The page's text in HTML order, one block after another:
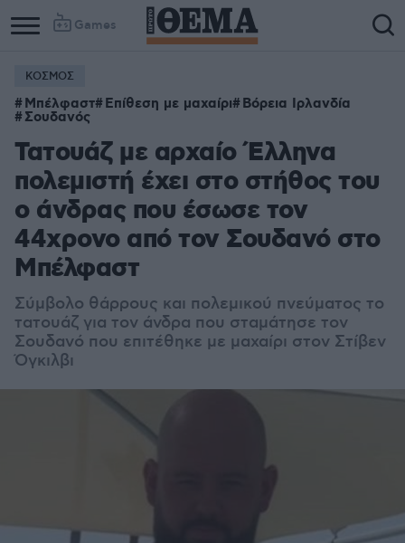
Games
ΚΟΣΜΟΣ
Μπέλφαστ Επίθεση με μαχαίρι Βόρεια Ιρλανδία
Σουδανός
Τατουάζ με αρχαίο Έλληνα
πολεμιστή έχει στο στήθος του
ο άνδρας που έσωσε τον
44χρονο από τον Σουδανό στο
Μπέλφαστ
Σύμβολο θάρρους και πολεμικού πνεύματος το
τατουάζ για τον άνδρα που σταμάτησε τον
Σουδανό που επιτέθηκε με μαχαίρι στον Στίβεν
Όγκιλβι